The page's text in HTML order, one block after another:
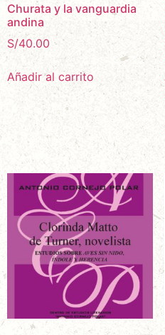
Churata y la vanguardia
andina
S/40.00
Añadir al carrito